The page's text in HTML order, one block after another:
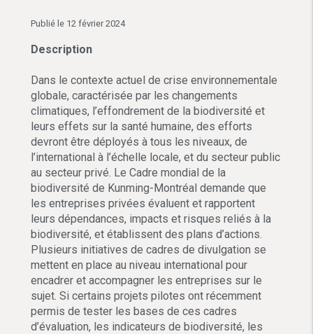
Publié le 12 février 2024
Description
Dans le contexte actuel de crise environnementale
globale, caractérisée par les changements
climatiques, l’effondrement de la biodiversité et
leurs effets sur la santé humaine, des efforts
devront être déployés à tous les niveaux, de
l’international à l’échelle locale, et du secteur public
au secteur privé. Le Cadre mondial de la
biodiversité de Kunming-Montréal demande que
les entreprises privées évaluent et rapportent
leurs dépendances, impacts et risques reliés à la
biodiversité, et établissent des plans d’actions.
Plusieurs initiatives de cadres de divulgation se
mettent en place au niveau international pour
encadrer et accompagner les entreprises sur le
sujet. Si certains projets pilotes ont récemment
permis de tester les bases de ces cadres
d’évaluation, les indicateurs de biodiversité, les